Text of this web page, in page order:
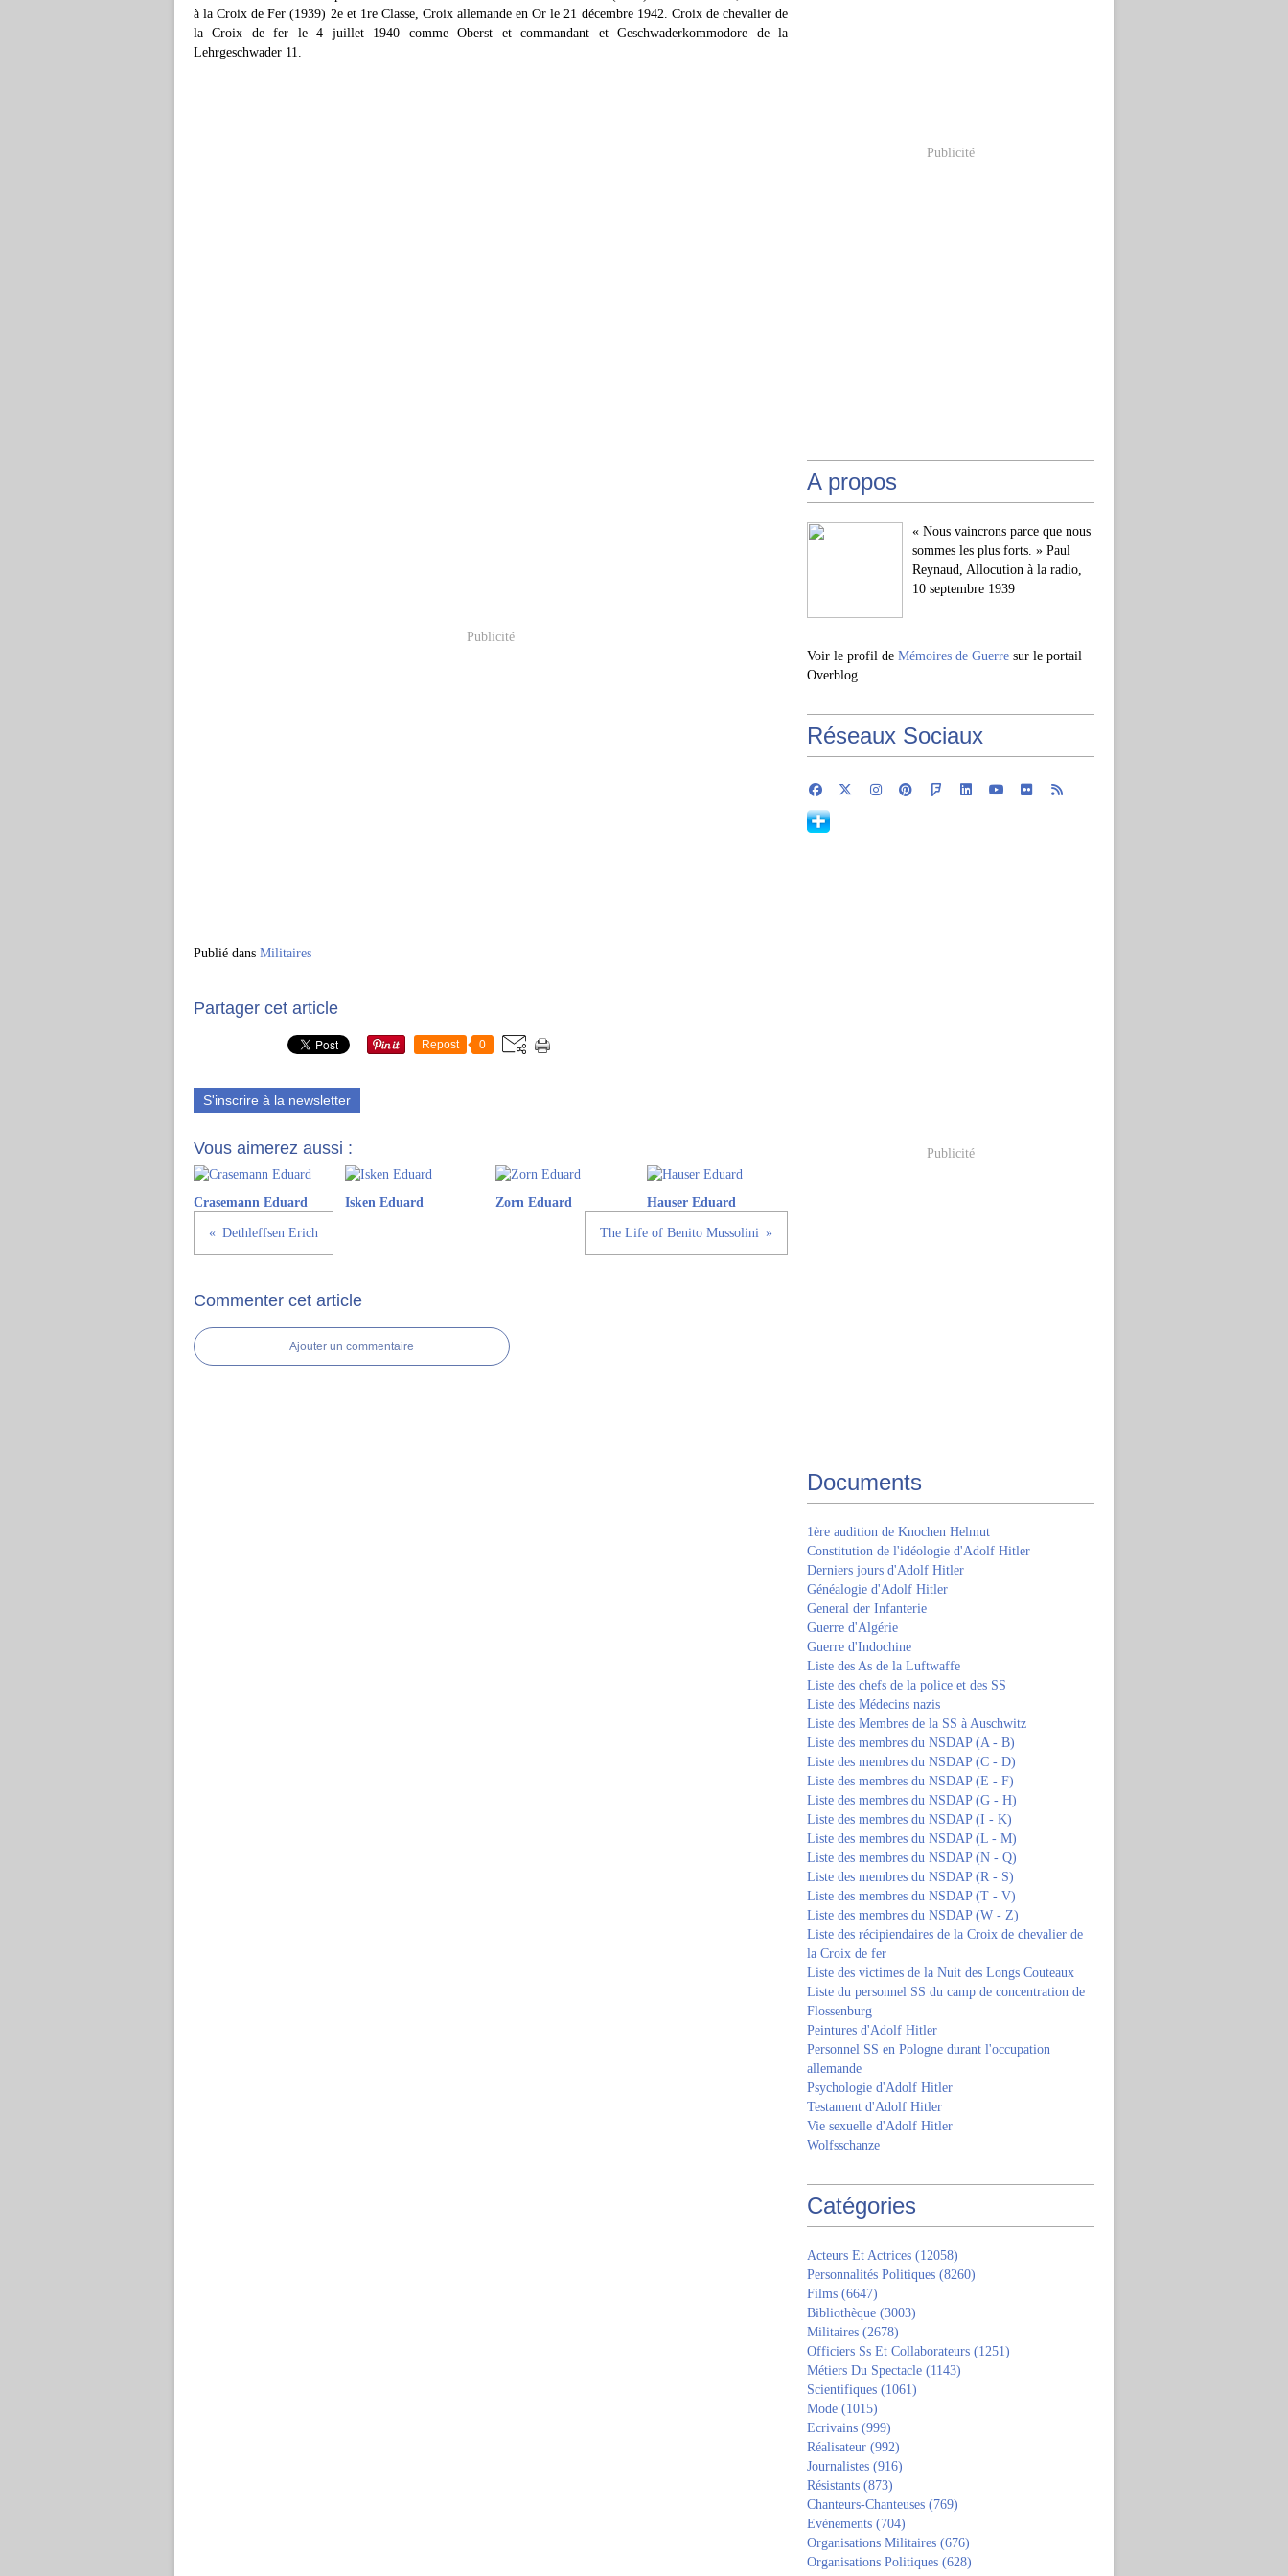
à la Croix de Fer (1939) 2e et 1re Classe, Croix allemande en Or le 21 décembre 1942. Croix de chevalier de
la Croix de fer le 4 juillet 1940 comme Oberst et commandant et Geschwaderkommodore de la
Lehrgeschwader 11.
Publicité
Publié dans Militaires
Partager cet article
Repost 0
S'inscrire à la newsletter
Vous aimerez aussi :
Crasemann Eduard Isken Eduard Zorn Eduard Hauser Eduard
Dethleffsen Erich The Life of Benito Mussolini
Commenter cet article
Ajouter un commentaire
Publicité
A propos
« Nous vaincrons parce que nous
sommes les plus forts. » Paul
Reynaud, Allocution à la radio,
10 septembre 1939
Voir le profil de Mémoires de Guerre sur le portail
Overblog
Réseaux Sociaux
Publicité
Documents
1ère audition de Knochen Helmut
Constitution de l'idéologie d'Adolf Hitler
Derniers jours d'Adolf Hitler
Généalogie d'Adolf Hitler
General der Infanterie
Guerre d'Algérie
Guerre d'Indochine
Liste des As de la Luftwaffe
Liste des chefs de la police et des SS
Liste des Médecins nazis
Liste des Membres de la SS à Auschwitz
Liste des membres du NSDAP (A - B)
Liste des membres du NSDAP (C - D)
Liste des membres du NSDAP (E - F)
Liste des membres du NSDAP (G - H)
Liste des membres du NSDAP (I - K)
Liste des membres du NSDAP (L - M)
Liste des membres du NSDAP (N - Q)
Liste des membres du NSDAP (R - S)
Liste des membres du NSDAP (T - V)
Liste des membres du NSDAP (W - Z)
Liste des récipiendaires de la Croix de chevalier de
la Croix de fer
Liste des victimes de la Nuit des Longs Couteaux
Liste du personnel SS du camp de concentration de
Flossenburg
Peintures d'Adolf Hitler
Personnel SS en Pologne durant l'occupation
allemande
Psychologie d'Adolf Hitler
Testament d'Adolf Hitler
Vie sexuelle d'Adolf Hitler
Wolfsschanze
Catégories
Acteurs Et Actrices (12058)
Personnalités Politiques (8260)
Films (6647)
Bibliothèque (3003)
Militaires (2678)
Officiers Ss Et Collaborateurs (1251)
Métiers Du Spectacle (1143)
Scientifiques (1061)
Mode (1015)
Ecrivains (999)
Réalisateur (992)
Journalistes (916)
Résistants (873)
Chanteurs-Chanteuses (769)
Evènements (704)
Organisations Militaires (676)
Organisations Politiques (628)